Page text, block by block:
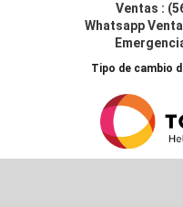
Ventas :
Whatsapp
Tipo de cambio